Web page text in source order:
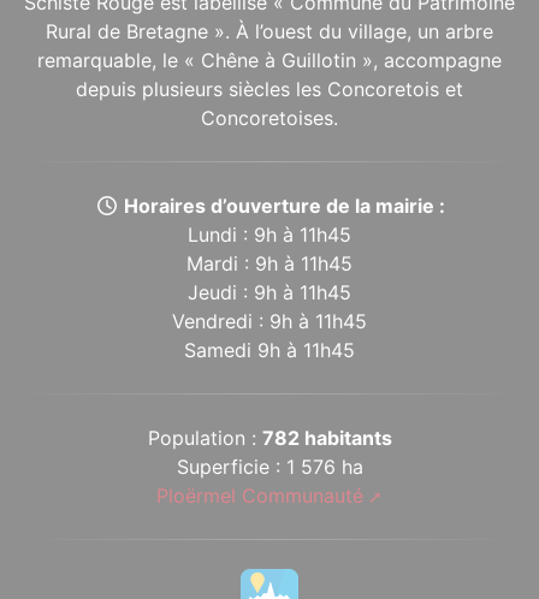
Rural de Bretagne ». À l’ouest du village, un arbre
remarquable, le « Chêne à Guillotin », accompagne
depuis plusieurs siècles les Concoretois et
Concoretoises.
Horaires d’ouverture de la mairie :
Lundi : 9h à 11h45
Mardi : 9h à 11h45
Jeudi : 9h à 11h45
Vendredi : 9h à 11h45
Samedi 9h à 11h45
Population : 782 habitants
Superficie : 1 576 ha
Ploërmel Communauté